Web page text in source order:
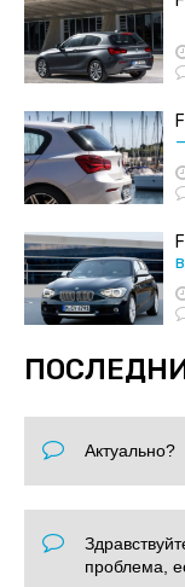
Актуально?
проблема,